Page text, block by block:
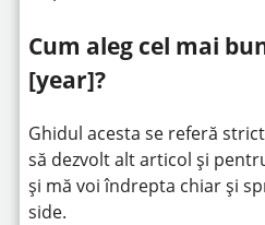
Cum aleg cel mai
[year]?
Ghidul acesta se referă
să dezvolt alt articol și
și mă voi îndrepta chiar și
side.